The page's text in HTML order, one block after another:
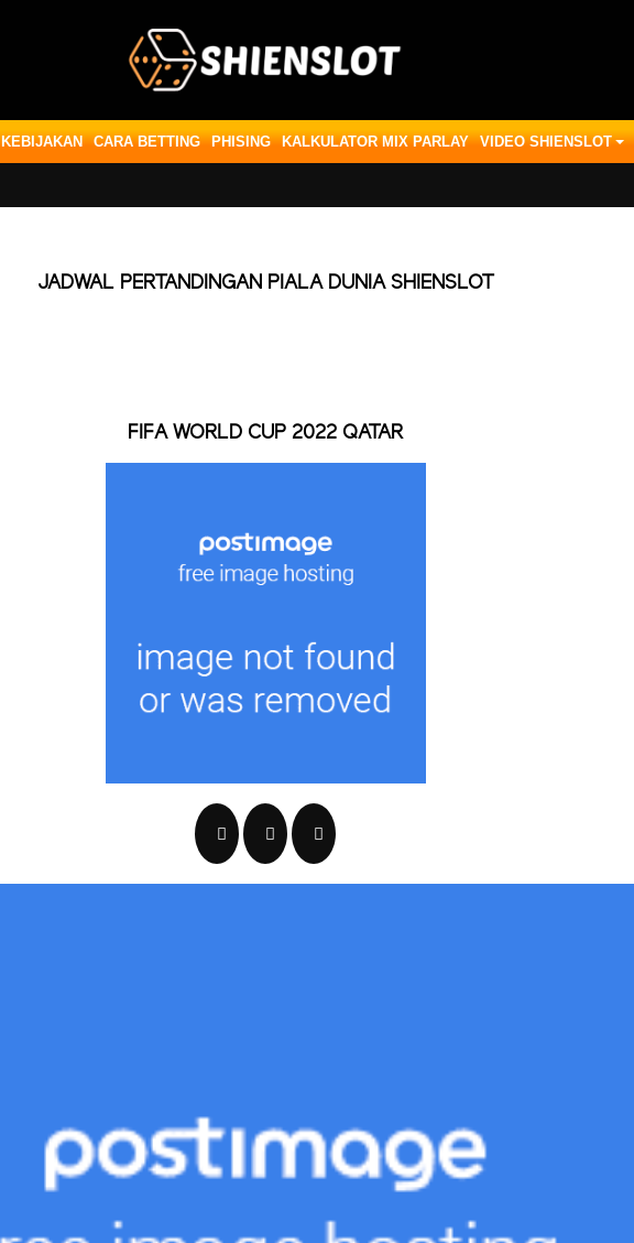
KEBIJAKAN CARA BETTING PHISING KALKULATOR MIX PARLAY VIDEO SHIENSLOT
JADWAL PERTANDINGAN PIALA DUNIA SHIENSLOT
FIFA WORLD CUP 2022 QATAR